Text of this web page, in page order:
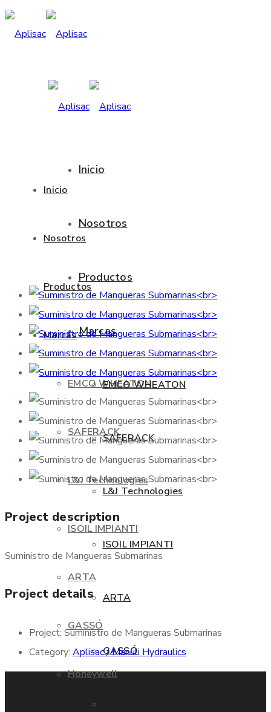
Inicio
Nosotros
Productos
Marcas
EMCO WHEATON
SAFERACK
L&J Technologies
ISOIL IMPIANTI
ARTA
GASSÓ
Honeywell
Inicio
Nosotros
Productos
Marcas
EMCO WHEATON
SAFERACK
L&J Technologies
ISOIL IMPIANTI
ARTA
GASSÓ
Project description
Suministro de Mangueras Submarinas
Project details
Project: Suministro de Mangueras Submarinas
Category: Aplisac / Manuli Hydraulics